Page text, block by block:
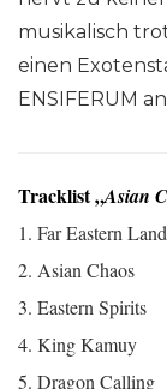
musikalisch
einen
ENSIFERUM
Tracklist „Asian
1. Far Eastern
2. Asian Chaos
3. Eastern Spirits
4. King Kamuy
5. Dragon Calling